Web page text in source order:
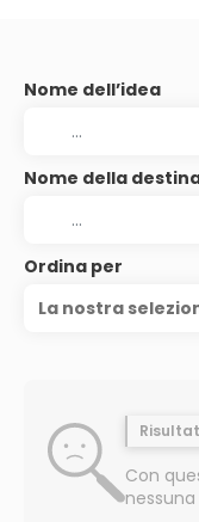
Nome dell’idea
Nome della
Ordina per
La nostra
Con